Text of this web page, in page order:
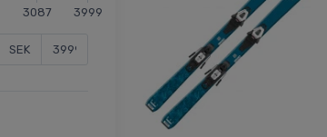
3087 3999
SEK